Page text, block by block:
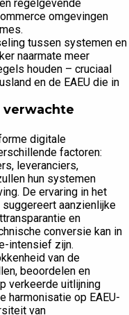
regelgevende
omgevingen
tussen systemen en
naarmate meer
houden – cruciaal
en de EAEU die in
verwachte
digitale
factoren:
leveranciers,
hun systemen
De ervaring in het
aanzienlijke
en
conversie kan in
intensief zijn.
van de
beoordelen en
verkeerde uitlijning
harmonisatie op EAEU-
van